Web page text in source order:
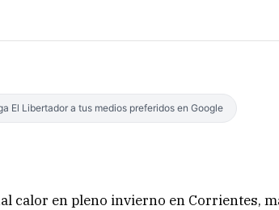
El Libertador a tus medios preferidos en Google
calor en pleno invierno en Corrientes,